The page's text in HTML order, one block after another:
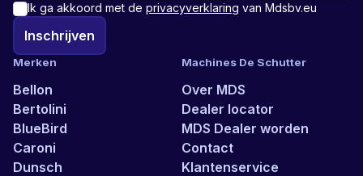
Merken
Bellon
Bertolini
BlueBird
Caroni
Dunsch
Machines De Schutter
Over MDS
Dealer locator
MDS Dealer worden
Contact
Klantenservice
Ik ga akkoord met de privacyverklaring van Mdsbv.eu
Inschrijven